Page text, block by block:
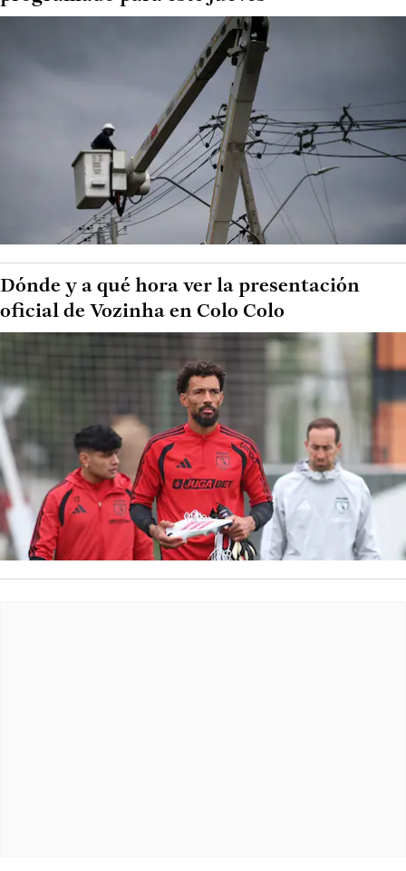
Dónde y a qué hora ver la presentación
oficial de Vozinha en Colo Colo